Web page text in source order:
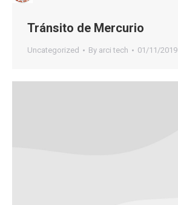
Tránsito de Mercurio
Uncategorized By arci tech 01/11/2019